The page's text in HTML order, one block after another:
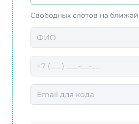
Свободных слотов на